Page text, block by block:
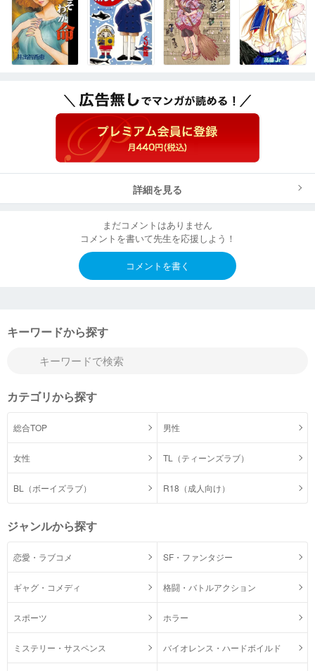
詳細を見る
まだコメントはありません
コメントを書いて先生を応援しよう！
コメントを書く
キーワードから探す
カテゴリから探す
総合TOP 男性
女性 TL（ティーンズラブ）
BL（ボーイズラブ） R18（成人向け）
ジャンルから探す
恋愛・ラブコメ SF・ファンタジー
ギャグ・コメディ 格闘・バトルアクション
スポーツ ホラー
ミステリー・サスペンス バイオレンス・ハードボイルド